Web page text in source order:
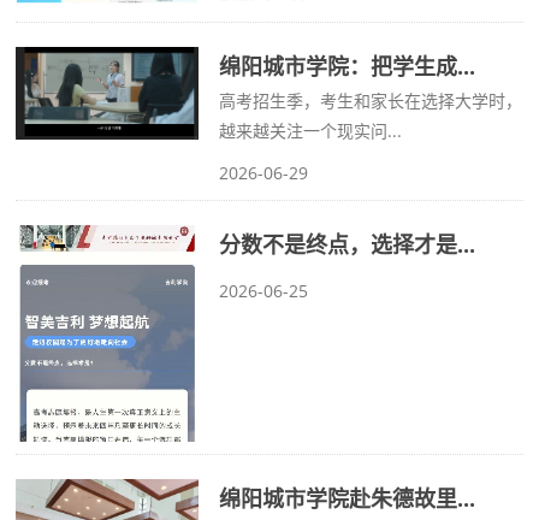
绵阳城市学院：把学生成...
高考招生季，考生和家长在选择大学时，
越来越关注一个现实问...
2026-06-29
分数不是终点，选择才是...
2026-06-25
绵阳城市学院赴朱德故里...